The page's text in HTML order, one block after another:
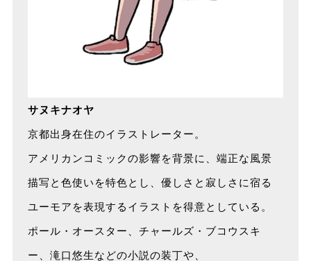
サヌキナオヤ
京都出身在住のイラストレーター。
アメリカンコミックの影響を背景に、端正な風景
描写と色使いを特色とし、優しさと寂しさに宿る
ユーモアを表現するイラストを得意としている。
ポール・オースター、チャールズ・ブコウスキ
ー、滝口悠生などの小説の装丁や、